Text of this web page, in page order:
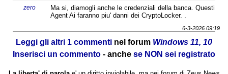
zero
Ma si, diamogli anche le credenziali della banca. Questi
Agent Ai faranno piu' danni dei CryptoLocker. .
6-3-2026 09:19
Leggi gli altri 1 commenti nel forum Windows 11, 10
Inserisci un commento - anche se NON sei registrato